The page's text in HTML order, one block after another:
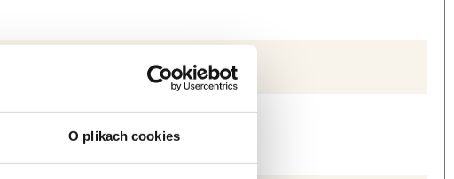
O plikach cookies